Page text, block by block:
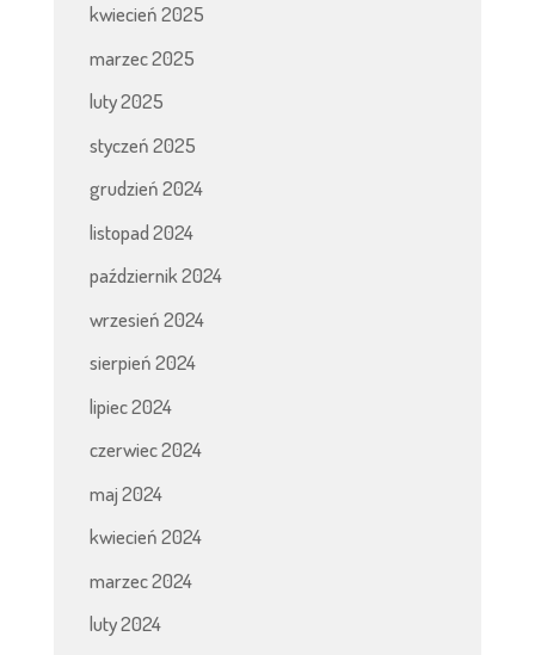
kwiecień 2025
marzec 2025
luty 2025
styczeń 2025
grudzień 2024
listopad 2024
październik 2024
wrzesień 2024
sierpień 2024
lipiec 2024
czerwiec 2024
maj 2024
kwiecień 2024
marzec 2024
luty 2024